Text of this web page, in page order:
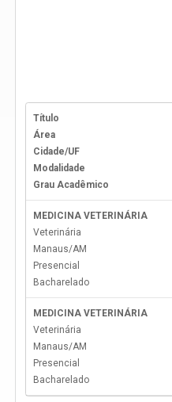
Título
Área
Cidade/UF
Modalidade
Grau Acadêmico
MEDICINA VETERINÁRIA
Veterinária
Manaus/AM
Presencial
Bacharelado
MEDICINA VETERINÁRIA
Veterinária
Manaus/AM
Presencial
Bacharelado